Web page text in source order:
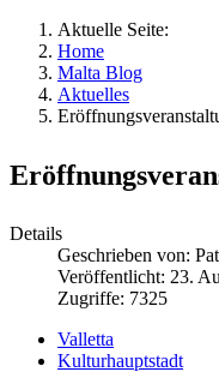
Aktuelle Seite:
Home
Malta Blog
Aktuelles
Details
Geschrieben von:
Veröffentlicht: 23.
Zugriffe: 7325
Valletta
Kulturhauptstadt